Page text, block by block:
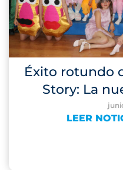
Éxito rotundo
Story: La
LEER